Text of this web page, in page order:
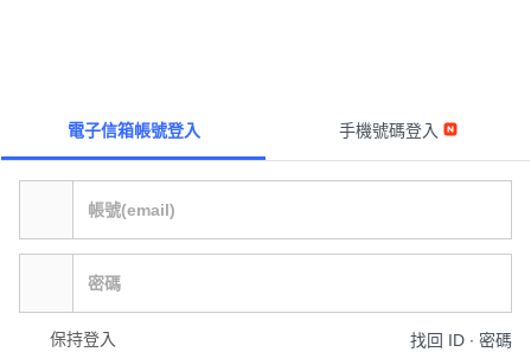
電子信箱帳號登入 手機號碼登入
保持登入 找回 ID ∙ 密碼